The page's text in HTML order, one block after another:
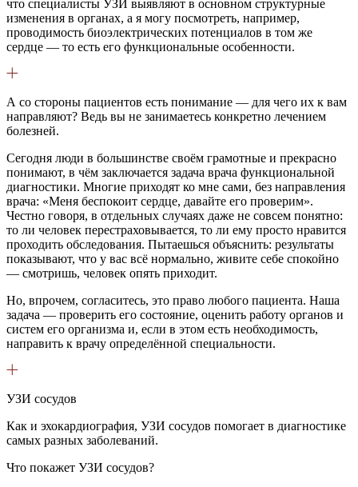
что специалисты УЗИ выявляют в основном структурные
изменения в органах, а я могу посмотреть, например,
проводимость биоэлектрических потенциалов в том же
сердце — то есть его функциональные особенности.
А со стороны пациентов есть понимание — для чего их к вам
направляют? Ведь вы не занимаетесь конкретно лечением
болезней.
Сегодня люди в большинстве своём грамотные и прекрасно
понимают, в чём заключается задача врача функциональной
диагностики. Многие приходят ко мне сами, без направления
врача: «Меня беспокоит сердце, давайте его проверим».
Честно говоря, в отдельных случаях даже не совсем понятно:
то ли человек перестраховывается, то ли ему просто нравится
проходить обследования. Пытаешься объяснить: результаты
показывают, что у вас всё нормально, живите себе спокойно
— смотришь, человек опять приходит.
Но, впрочем, согласитесь, это право любого пациента. Наша
задача — проверить его состояние, оценить работу органов и
систем его организма и, если в этом есть необходимость,
направить к врачу определённой специальности.
УЗИ сосудов
Как и эхокардиография, УЗИ сосудов помогает в диагностике
самых разных заболеваний.
Что покажет УЗИ сосудов?